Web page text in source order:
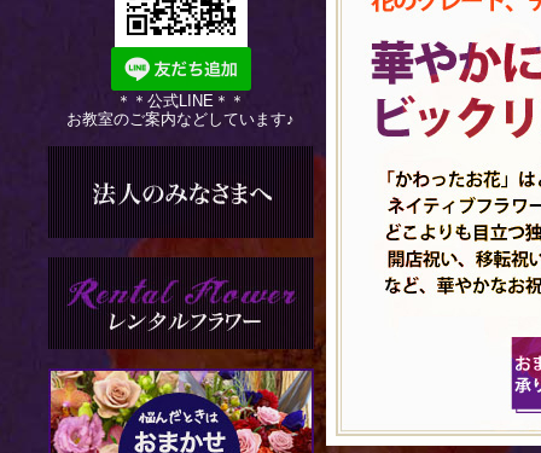
＊＊公式LINE＊＊
お教室のご案内などしています♪